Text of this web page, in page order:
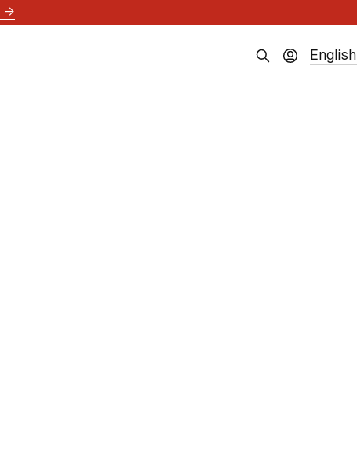
→
English